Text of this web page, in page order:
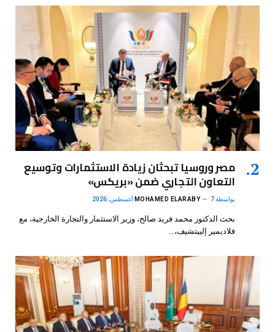
مصر وروسيا تبحثان زيادة الاستثمارات وتوسيع
التعاون التجاري ضمن «بريكس»
بواسطة MOHAMED ELARABY 7 أغسطس، 2026
بحث الدكتور محمد فريد صالح، وزير الاستثمار والتجارة الخارجية، مع
فلاديمير إلييتشيف،…